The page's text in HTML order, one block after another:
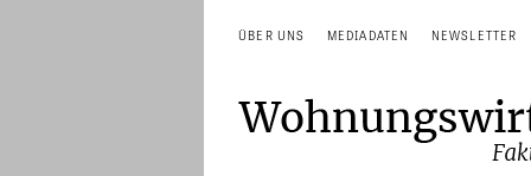
ÜBER UNS MEDIADATEN NEWSLETTER